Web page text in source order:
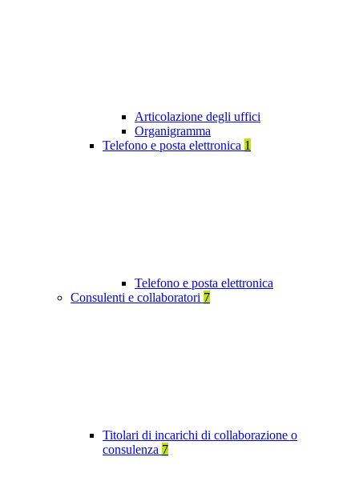
Articolazione degli uffici
Organigramma
Telefono e posta elettronica 1
Telefono e posta elettronica
Consulenti e collaboratori 7
Titolari di incarichi di collaborazione o
consulenza 7